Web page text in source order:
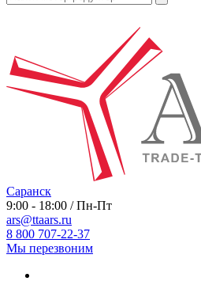
Саранск
9:00 - 18:00 / Пн-Пт
ars@ttaars.ru
8 800 707-22-37
Мы перезвоним